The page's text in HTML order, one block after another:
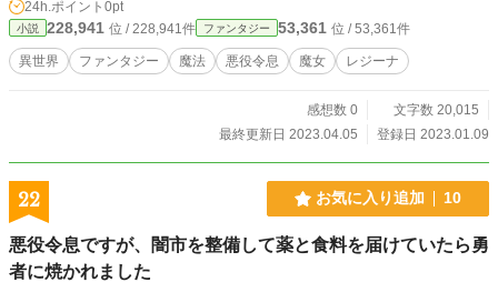
24h.ポイント 0pt
小説 228,941 位 / 228,941件 ファンタジー 53,361 位 / 53,361件
異世界 ファンタジー 魔法 悪役令息 魔女 レジーナ
感想数 0
文字数 20,015
最終更新日 2023.04.05
登録日 2023.01.09
22 お気に入り追加 10
悪役令息ですが、闇市を整備して薬と食料を届けていたら勇
者に焼かれました